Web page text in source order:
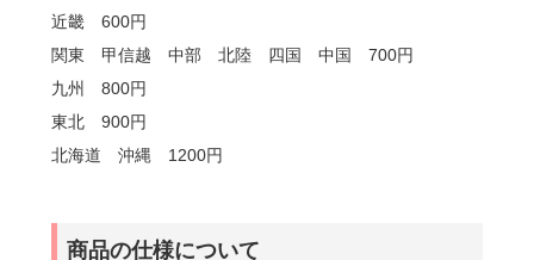
近畿 600円
関東 甲信越 中部 北陸 四国 中国 700円
九州 800円
東北 900円
北海道 沖縄 1200円
商品の仕様について